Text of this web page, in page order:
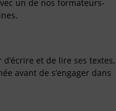
un de nos formateurs-
et de lire ses textes,
avant de s’engager dans